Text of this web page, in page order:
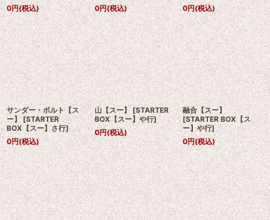
0円(税込)
0円(税込)
0円(税込)
サンダー・ボルト【ス
ー】 [STARTER
BOX【スー】さ行]
0円(税込)
山【スー】 [STARTER
BOX【スー】や行]
0円(税込)
融合【スー】
[STARTER BOX【ス
ー】や行]
0円(税込)